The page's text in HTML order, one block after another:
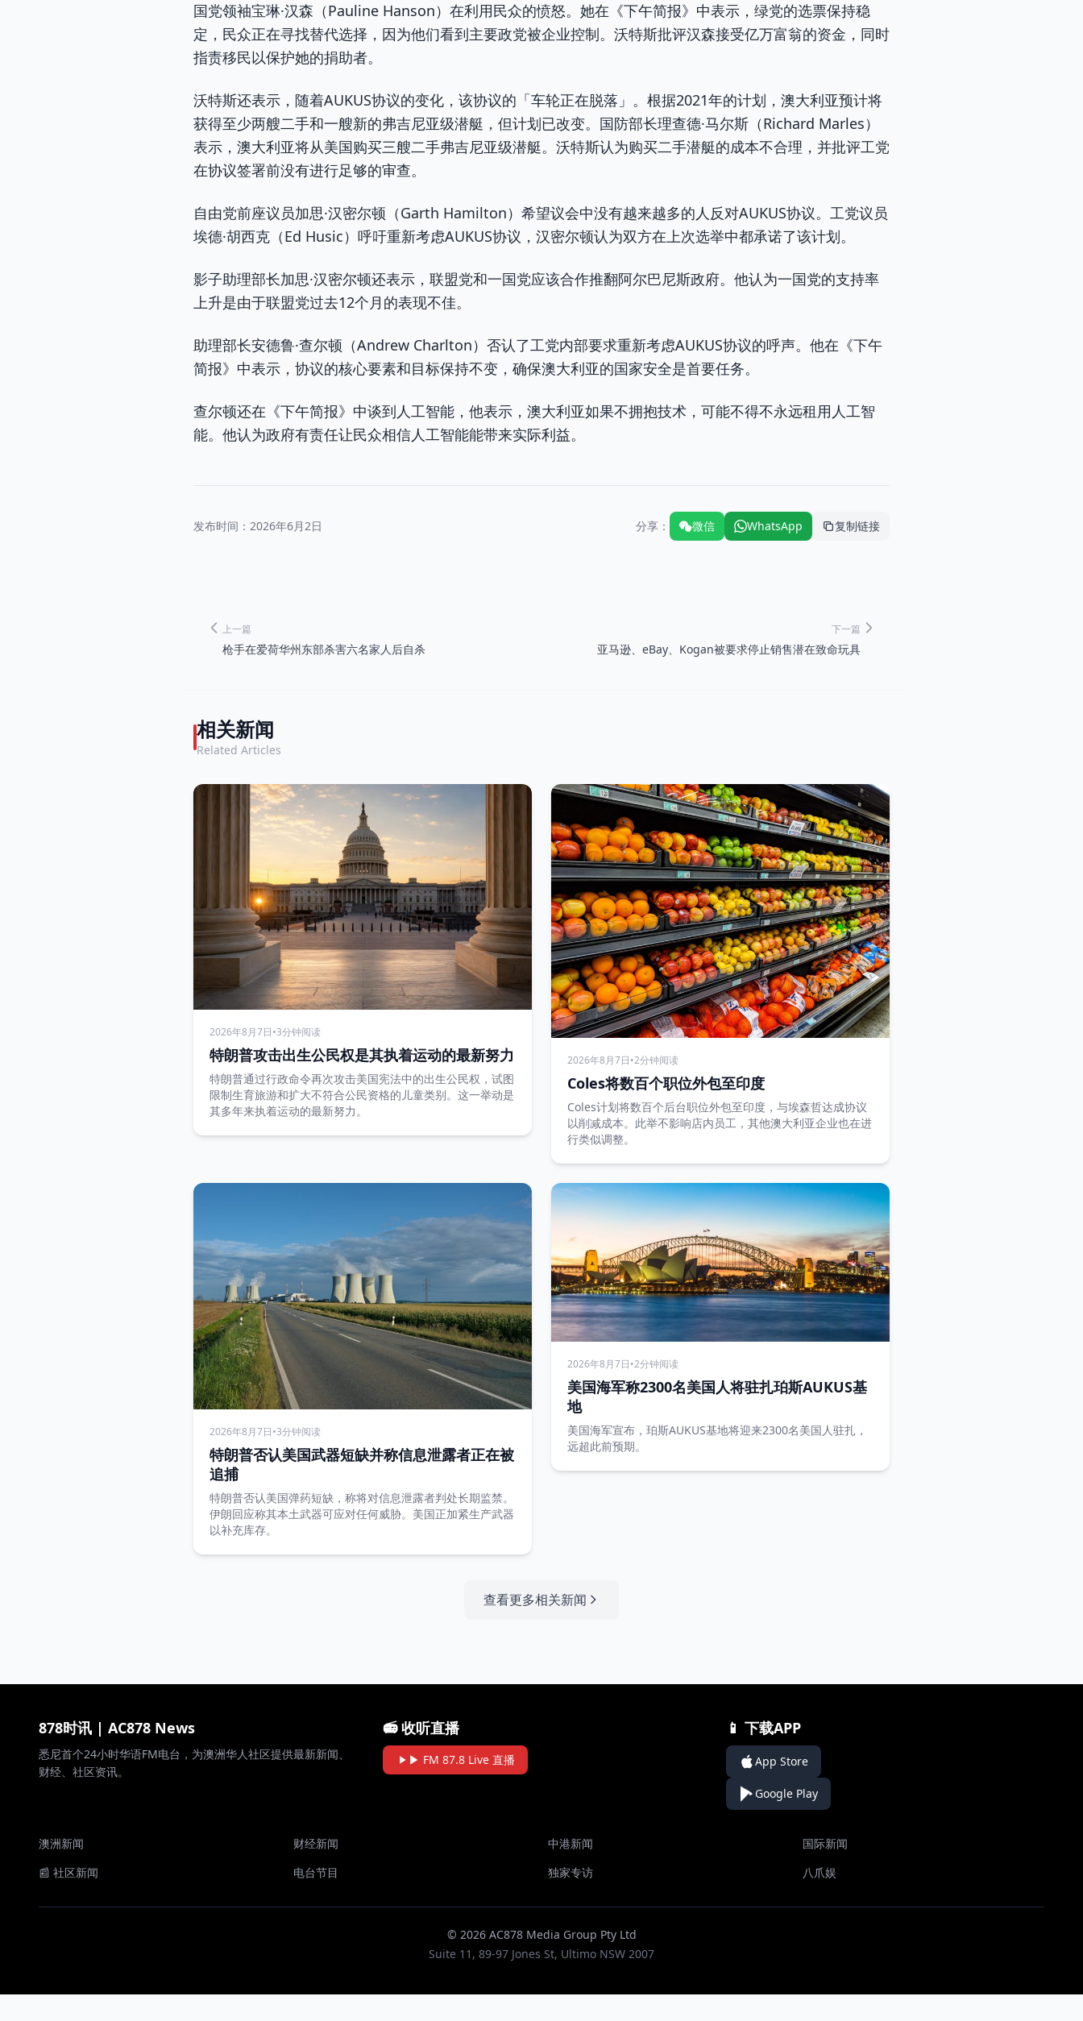
国党领袖宝琳·汉森（Pauline Hanson）在利用民众的愤怒。她在《下午简报》中表示，绿党的选票保持稳
定，民众正在寻找替代选择，因为他们看到主要政党被企业控制。沃特斯批评汉森接受亿万富翁的资金，同时
指责移民以保护她的捐助者。
沃特斯还表示，随着AUKUS协议的变化，该协议的「车轮正在脱落」。根据2021年的计划，澳大利亚预计将
获得至少两艘二手和一艘新的弗吉尼亚级潜艇，但计划已改变。国防部长理查德·马尔斯（Richard Marles）
表示，澳大利亚将从美国购买三艘二手弗吉尼亚级潜艇。沃特斯认为购买二手潜艇的成本不合理，并批评工党
在协议签署前没有进行足够的审查。
自由党前座议员加思·汉密尔顿（Garth Hamilton）希望议会中没有越来越多的人反对AUKUS协议。工党议员
埃德·胡西克（Ed Husic）呼吁重新考虑AUKUS协议，汉密尔顿认为双方在上次选举中都承诺了该计划。
影子助理部长加思·汉密尔顿还表示，联盟党和一国党应该合作推翻阿尔巴尼斯政府。他认为一国党的支持率
上升是由于联盟党过去12个月的表现不佳。
助理部长安德鲁·查尔顿（Andrew Charlton）否认了工党内部要求重新考虑AUKUS协议的呼声。他在《下午
简报》中表示，协议的核心要素和目标保持不变，确保澳大利亚的国家安全是首要任务。
查尔顿还在《下午简报》中谈到人工智能，他表示，澳大利亚如果不拥抱技术，可能不得不永远租用人工智
能。他认为政府有责任让民众相信人工智能能带来实际利益。
发布时间： 2026年6月2日 分享： 微信 WhatsApp 复制链接
上一篇
枪手在爱荷华州东部杀害六名家人后自杀
下一篇
亚马逊、eBay、Kogan被要求停止销售潜在致命玩具
相关新闻
Related Articles
2026年8月7日•3分钟阅读
特朗普攻击出生公民权是其执着运动的最新努力
特朗普通过行政命令再次攻击美国宪法中的出生公民权，试图
限制生育旅游和扩大不符合公民资格的儿童类别。这一举动是
其多年来执着运动的最新努力。
2026年8月7日•2分钟阅读
Coles将数百个职位外包至印度
Coles计划将数百个后台职位外包至印度，与埃森哲达成协议
以削减成本。此举不影响店内员工，其他澳大利亚企业也在进
行类似调整。
2026年8月7日•3分钟阅读
特朗普否认美国武器短缺并称信息泄露者正在被
追捕
特朗普否认美国弹药短缺，称将对信息泄露者判处长期监禁。
伊朗回应称其本土武器可应对任何威胁。美国正加紧生产武器
以补充库存。
2026年8月7日•2分钟阅读
美国海军称2300名美国人将驻扎珀斯AUKUS基
地
美国海军宣布，珀斯AUKUS基地将迎来2300名美国人驻扎，
远超此前预期。
查看更多相关新闻
878时讯 | AC878 News
悉尼首个24小时华语FM电台，为澳洲华人社区提供最新新闻、
财经、社区资讯。
📻 收听直播
▶ FM 87.8 Live 直播
📱 下载APP
App Store
Google Play
澳洲新闻 财经新闻 中港新闻
国际新闻
📰 社区新闻
电台节目 独家专访 八爪娱
© 2026 AC878 Media Group Pty Ltd
Suite 11, 89-97 Jones St, Ultimo NSW 2007